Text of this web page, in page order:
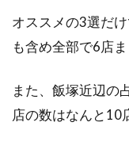
オススメの3選だ
も含め全部で6店ま
また、飯塚近辺の
店の数はなんと10